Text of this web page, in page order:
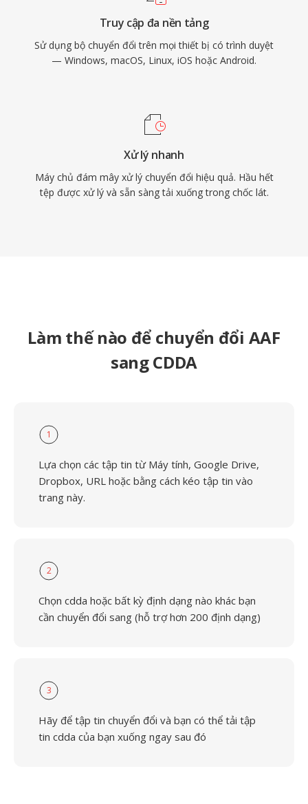
Truy cập đa nền tảng
Sử dụng bộ chuyển đổi trên mọi thiết bị có trình duyệt
— Windows, macOS, Linux, iOS hoặc Android.
Xử lý nhanh
Máy chủ đám mây xử lý chuyển đổi hiệu quả. Hầu hết
tệp được xử lý và sẵn sàng tải xuống trong chốc lát.
Làm thế nào để chuyển đổi AAF
sang CDDA
1
Lựa chọn các tập tin từ Máy tính, Google Drive,
Dropbox, URL hoặc bằng cách kéo tập tin vào
trang này.
2
Chọn cdda hoặc bất kỳ định dạng nào khác bạn
cần chuyển đổi sang (hỗ trợ hơn 200 định dạng)
3
Hãy để tập tin chuyển đổi và bạn có thể tải tập
tin cdda của bạn xuống ngay sau đó